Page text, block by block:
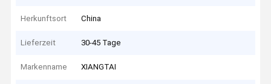
Herkunftsort China
Lieferzeit 30-45 Tage
Markenname XIANGTAI